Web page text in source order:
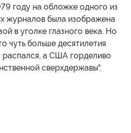
году на обложке одного из
журналов была изображена
в уголке глазного века. Но
чуть больше десятилетия
распался, а США горделиво
сверхдержавы".